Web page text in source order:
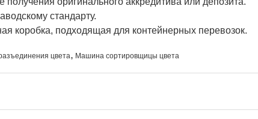
стандарту.
коробка, подходящая для контейнерных перевозок.
цвета, Машина сортировщицы цвета